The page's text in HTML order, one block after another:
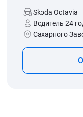
Skoda Octavia
Водитель 24
Сахарного